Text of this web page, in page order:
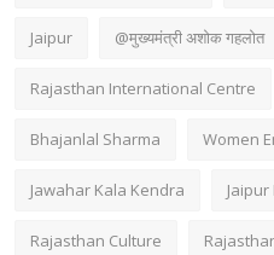
Jaipur @मुख्यमंत्री अशोक गहलोत
Rajasthan International Centre
Bhajanlal Sharma Women
Jawahar Kala Kendra
Rajasthan Culture